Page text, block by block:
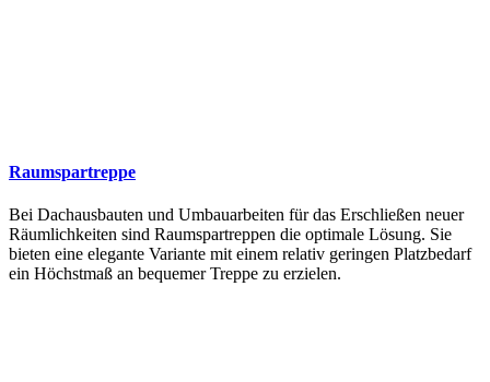
Raumspartreppe
Bei Dachausbauten und Umbauarbeiten für das Erschließen neuer
Räumlichkeiten sind Raumspartreppen die optimale Lösung. Sie
bieten eine elegante Variante mit einem relativ geringen Platzbedarf
ein Höchstmaß an bequemer Treppe zu erzielen.